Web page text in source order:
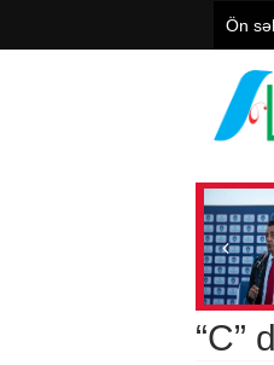
Ön
başqanı: “Biz idman
klubuyuq, bizim
ideologiya ilə işimiz
ola bilməz”
“C”